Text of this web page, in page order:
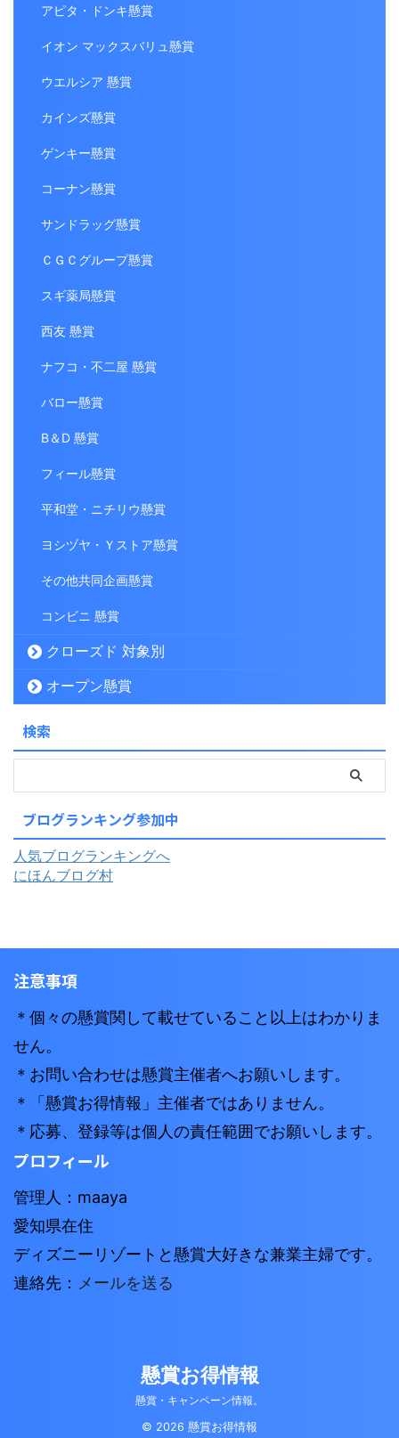
アピタ・ドンキ懸賞
イオン マックスバリュ懸賞
ウエルシア 懸賞
カインズ懸賞
ゲンキー懸賞
コーナン懸賞
サンドラッグ懸賞
ＣＧＣグループ懸賞
スギ薬局懸賞
西友 懸賞
ナフコ・不二屋 懸賞
バロー懸賞
B＆D 懸賞
フィール懸賞
平和堂・ニチリウ懸賞
ヨシヅヤ・Ｙストア懸賞
その他共同企画懸賞
コンビニ 懸賞
クローズド 対象別
オープン懸賞
検索
ブログランキング参加中
人気ブログランキングへ
にほんブログ村
注意事項
＊個々の懸賞関して載せていること以上はわかりま
せん。
＊お問い合わせは懸賞主催者へお願いします。
＊「懸賞お得情報」主催者ではありません。
＊応募、登録等は個人の責任範囲でお願いします。
プロフィール
管理人：maaya
愛知県在住
ディズニーリゾートと懸賞大好きな兼業主婦です。
連絡先： メールを送る
懸賞お得情報
懸賞・キャンペーン情報。
© 2026 懸賞お得情報